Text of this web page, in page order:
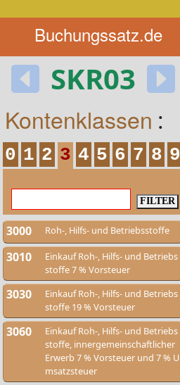
Buchungssatz.de
SKR03
Kontenklassen :
0 1 2 3 4 5 6 7 8 9
3000 Roh-, Hilfs- und Betriebsstoffe
3010
Einkauf Roh-, Hilfs- und Betriebs
stoffe 7 % Vorsteuer
3030
Einkauf Roh-, Hilfs- und Betriebs
stoffe 19 % Vorsteuer
3060
Einkauf Roh-, Hilfs- und Betriebs
stoffe, innergemeinschaftlicher
Erwerb 7 % Vorsteuer und 7 % U
msatzsteuer